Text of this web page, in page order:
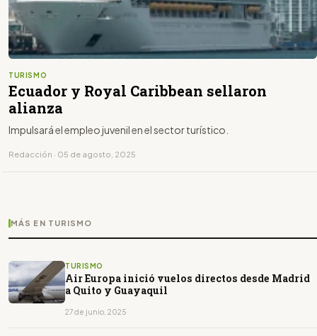
TURISMO
Ecuador y Royal Caribbean sellaron
alianza
Impulsará el empleo juvenil en el sector turístico.
Redacción · 05 de agosto, 2025
MÁS EN TURISMO
TURISMO
Air Europa inició vuelos directos desde Madrid
a Quito y Guayaquil
27 de junio, 2025